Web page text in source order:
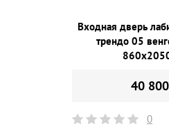
Входная дверь
трендо 05
40
0